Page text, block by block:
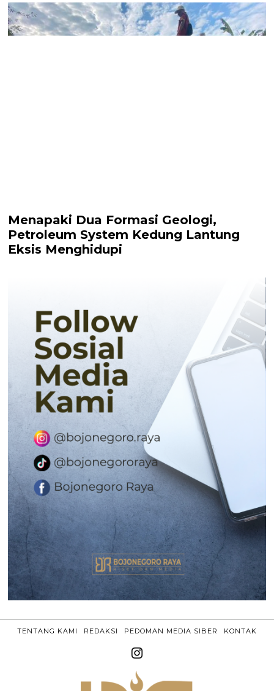
Menapaki Dua Formasi Geologi,
Petroleum System Kedung Lantung
Eksis Menghidupi
TENTANG KAMI REDAKSI PEDOMAN MEDIA SIBER KONTAK